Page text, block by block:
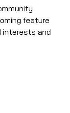
feature
interests and